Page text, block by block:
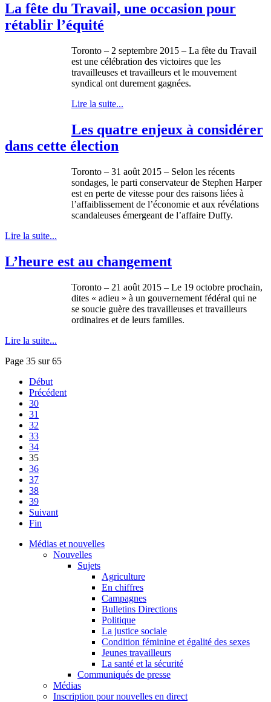
La fête du Travail, une occasion pour
rétablir l’équité
Toronto – 2 septembre 2015 – La fête du Travail
est une célébration des victoires que les
travailleuses et travailleurs et le mouvement
syndical ont durement gagnées.
Lire la suite...
Les quatre enjeux à considérer
dans cette élection
Toronto – 31 août 2015 – Selon les récents
sondages, le parti conservateur de Stephen Harper
est en perte de vitesse pour des raisons liées à
l’affaiblissement de l’économie et aux révélations
scandaleuses émergeant de l’affaire Duffy.
Lire la suite...
L’heure est au changement
Toronto – 21 août 2015 – Le 19 octobre prochain,
dites « adieu » à un gouvernement fédéral qui ne
se soucie guère des travailleuses et travailleurs
ordinaires et de leurs familles.
Lire la suite...
Page 35 sur 65
Début
Précédent
30
31
32
33
34
35
36
37
38
39
Suivant
Fin
Médias et nouvelles
Nouvelles
Sujets
Agriculture
En chiffres
Campagnes
Bulletins Directions
Politique
La justice sociale
Condition féminine et égalité des sexes
Jeunes travailleurs
La santé et la sécurité
Communiqués de presse
Médias
Inscription pour nouvelles en direct